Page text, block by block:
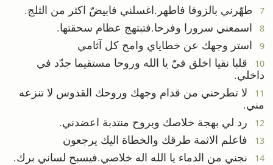
7 طهّرني بالزوفا فاطهر.اغسلني فابيضّ اكثر من الثلج.
8 اسمعني سرورا وفرحا.فتبتهج عظام سحقتها.
9 استر وجهك عن خطاياي وامح كل آثامي
10
قلبا نقيا اخلق فيّ يا الله وروحا مستقيما جدّد في
داخلي.
11
لا تطرحني من قدام وجهك وروحك القدوس لا تنزعه
مني.
12 رد لي بهجة خلاصك وبروح منتدبة اعضدني.
13 فاعلم الاثمة طرقك والخطاة اليك يرجعون
14 نجني من الدماء يا الله اله خلاصي.فيسبح لساني برك.